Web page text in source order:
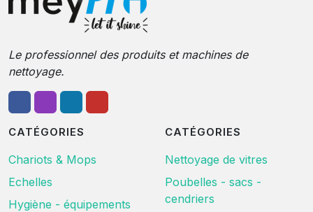
Le professionnel des produits et machines de
nettoyage.
CATÉGORIES
Chariots & Mops
Echelles
Hygiène - équipements
CATÉGORIES
Nettoyage de vitres
Poubelles - sacs -
cendriers